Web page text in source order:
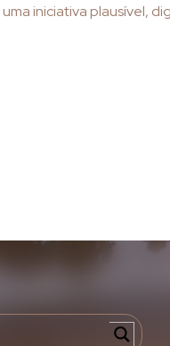
iniciativa plausível,